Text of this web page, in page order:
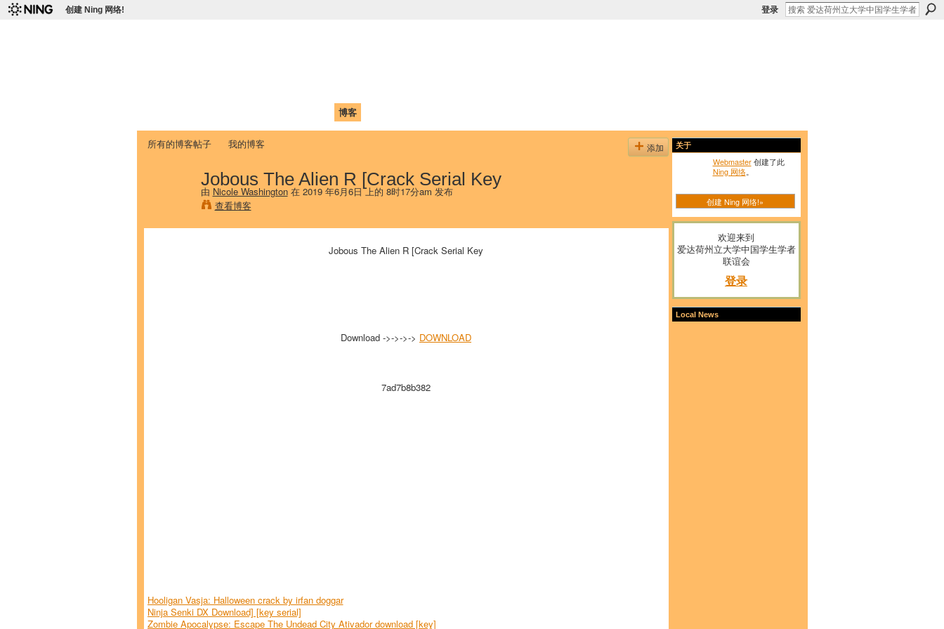
创建 Ning 网络! 登录
博客
所有的博客帖子 我的博客 添加
Jobous The Alien R [Crack Serial Key
由 Nicole Washington在 2019 年6月6日 上的 8时17分am 发布
查看博客
Jobous The Alien R [Crack Serial Key
Download ->->->-> DOWNLOAD
7ad7b8b382
Hooligan Vasja: Halloween crack by irfan doggar
Ninja Senki DX Download] [key serial]
Zombie Apocalypse: Escape The Undead City Ativador download [key]
关于
Webmaster创建了此
Ning 网络。
创建 Ning 网络!»
欢迎来到
爱达荷州立大学中国学生学者
联谊会
登录
Local News